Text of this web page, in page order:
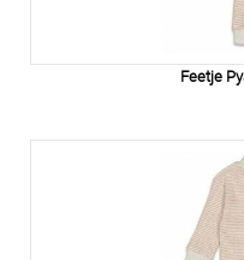
Feetje